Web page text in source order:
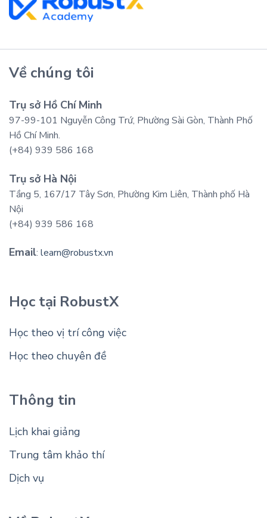
Về chúng tôi
Trụ sở Hồ Chí Minh
97-99-101 Nguyễn Công Trứ, Phường Sài Gòn, Thành Phố
Hồ Chí Minh.
(+84) 939 586 168
Trụ sở Hà Nội
Tầng 5, 167/17 Tây Sơn, Phường Kim Liên, Thành phố Hà
Nội
(+84) 939 586 168
Email: learn@robustx.vn
Học tại RobustX
Học theo vị trí công việc
Học theo chuyên đề
Thông tin
Lịch khai giảng
Trung tâm khảo thí
Dịch vụ